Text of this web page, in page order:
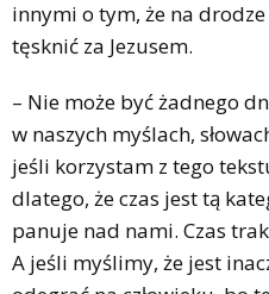
innymi o tym, że na
tęsknić za Jezusem.
– Nie może być żadnego
w naszych myślach,
jeśli korzystam z tego
dlatego, że czas jest tą
panuje nad nami. Czas
A jeśli myślimy, że jest